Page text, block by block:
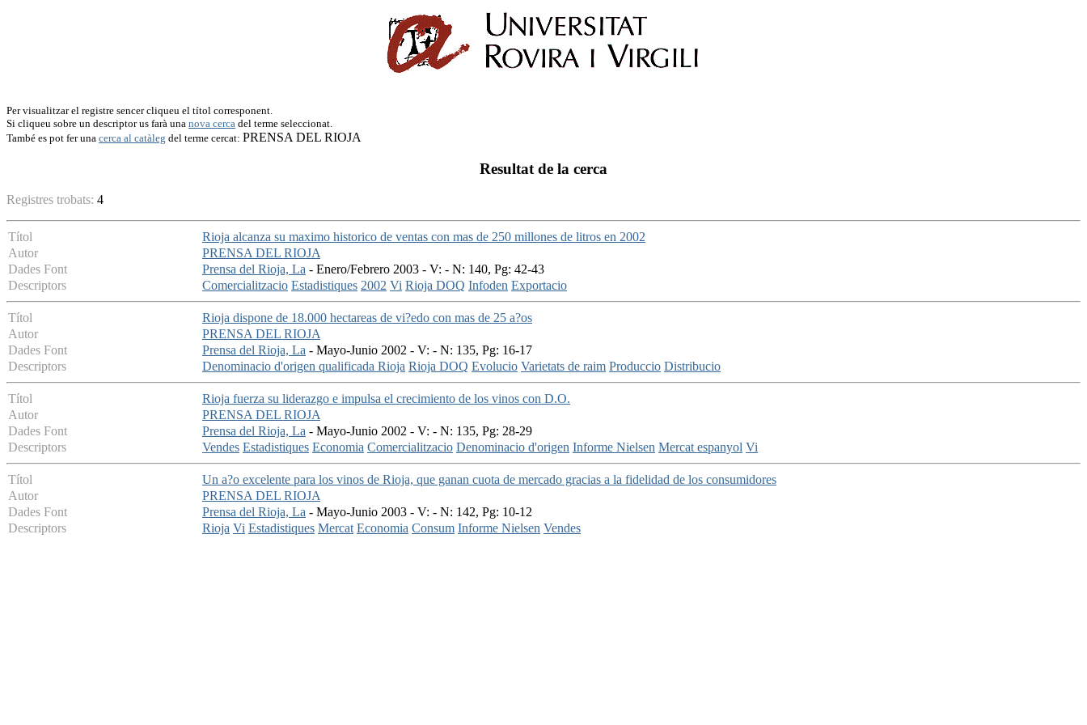
Per visualitzar el registre sencer cliqueu el títol corresponent.
Si cliqueu sobre un descriptor us farà una nova cerca del terme seleccionat.
També es pot fer una cerca al catàleg del terme cercat: PRENSA DEL RIOJA
Resultat de la cerca
Registres trobats: 4
Títol
Rioja alcanza su maximo historico de ventas con mas de 250 millones de litros en 2002
Autor
PRENSA DEL RIOJA
Dades Font
Prensa del Rioja, La - Enero/Febrero 2003 - V: - N: 140, Pg: 42-43
Descriptors
Comercialitzacio Estadistiques 2002 Vi Rioja DOQ Infoden Exportacio
Títol
Rioja dispone de 18.000 hectareas de vi?edo con mas de 25 a?os
Autor
PRENSA DEL RIOJA
Dades Font
Prensa del Rioja, La - Mayo-Junio 2002 - V: - N: 135, Pg: 16-17
Descriptors
Denominacio d'origen qualificada Rioja Rioja DOQ Evolucio Varietats de raim Produccio Distribucio
Títol
Rioja fuerza su liderazgo e impulsa el crecimiento de los vinos con D.O.
Autor
PRENSA DEL RIOJA
Dades Font
Prensa del Rioja, La - Mayo-Junio 2002 - V: - N: 135, Pg: 28-29
Descriptors
Vendes Estadistiques Economia Comercialitzacio Denominacio d'origen Informe Nielsen Mercat espanyol Vi
Títol
Un a?o excelente para los vinos de Rioja, que ganan cuota de mercado gracias a la fidelidad de los consumidores
Autor
PRENSA DEL RIOJA
Dades Font
Prensa del Rioja, La - Mayo-Junio 2003 - V: - N: 142, Pg: 10-12
Descriptors
Rioja Vi Estadistiques Mercat Economia Consum Informe Nielsen Vendes